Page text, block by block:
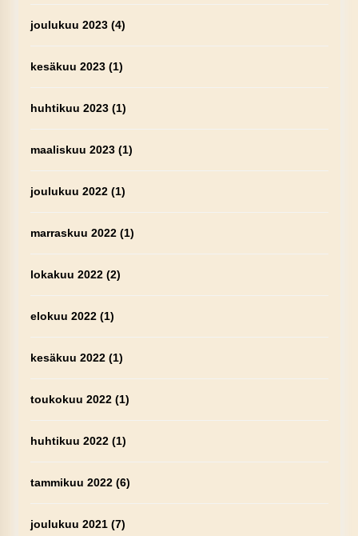
joulukuu 2023(4)
kesäkuu 2023(1)
huhtikuu 2023(1)
maaliskuu 2023(1)
joulukuu 2022(1)
marraskuu 2022(1)
lokakuu 2022(2)
elokuu 2022(1)
kesäkuu 2022(1)
toukokuu 2022(1)
huhtikuu 2022(1)
tammikuu 2022(6)
joulukuu 2021(7)